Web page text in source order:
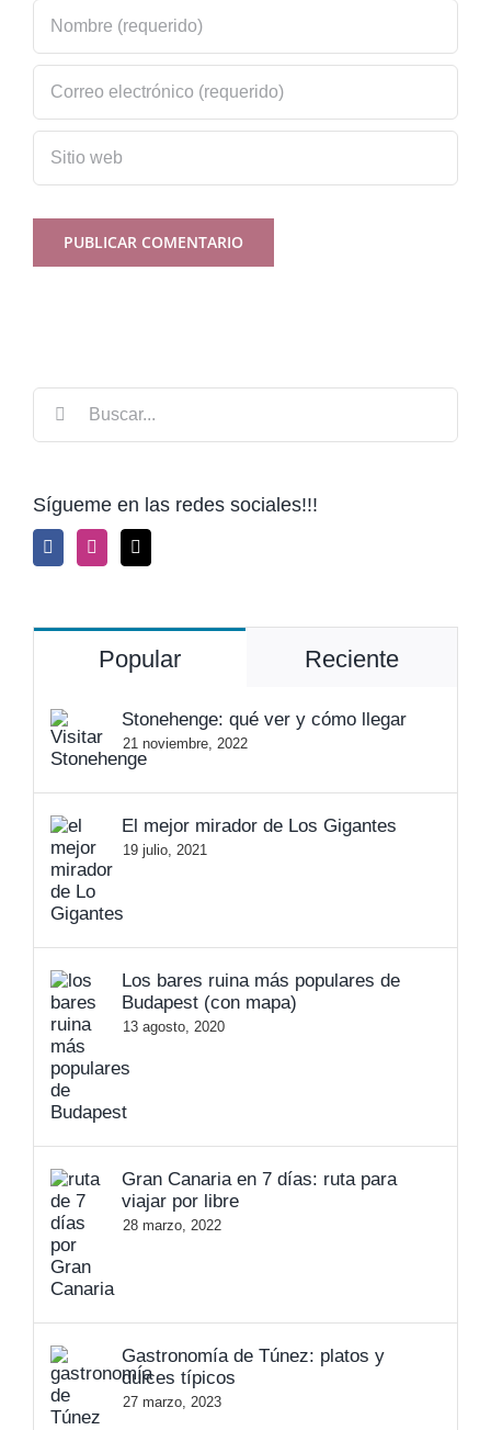
Sígueme en las redes sociales!!!
Popular Reciente
Stonehenge: qué ver y cómo llegar
21 noviembre, 2022
El mejor mirador de Los Gigantes
19 julio, 2021
Los bares ruina más populares de
Budapest (con mapa)
13 agosto, 2020
Gran Canaria en 7 días: ruta para
viajar por libre
28 marzo, 2022
Gastronomía de Túnez: platos y
dulces típicos
27 marzo, 2023